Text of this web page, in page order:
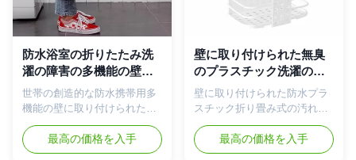
に、洗濯の障害は環境に優し
い防水コーティングが塗られ
る。 【の折りたたみ及び取り
外し可能な】は洗濯の障害容
易な貯蔵のためのハンドルと
ば易い置き易く、出発しのヴ
ェルクロとまた取り外し可...
が汚れた衣服を貯えることが
できるようにより多くのスペ
に汚れた衣服、おもちゃおよ
び雑貨を握ることを使用す
何を最もよいものである。テ
ーブルの鉄のX-FRAME黒い絵
画によってデラックス...
防水浴室の折りたたみ洗
濯の障害の多機能の壁に
取り付けられたポータブ
ル
世帯の創造的な防水携帯用多
機能の壁に取り付けられた洗
濯物入れ 【の物質的な】耐久
PPの材料、臭い無し、割れる
こと。多数の使用のための非
最高の価格を入手
壁に取り付けられた無臭
のプラスチック洗濯の障
害の折り畳み式の防水ス
ペース節約
壁に取り付けられた防水プラ
スチック折り畳み式の汚れた
洗濯物入れを洗濯物入れ 特
徴: 【の環境友好的で及び物
質的なしっかりした構造の】
最高の価格を入手